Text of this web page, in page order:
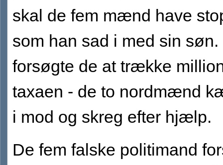
skal de fem mænd have
som han sad i med sin
forsøgte de at trække
taxaen - de to nordmænd
i mod og skreg efter hjælp.
De fem falske politimand